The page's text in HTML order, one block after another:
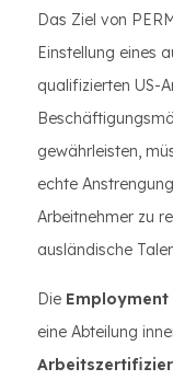
Das Ziel von
Einstellung eines
qualifizierten US-
gewährleisten,
echte
Arbeitnehmer zu
ausländische
Die
eine Abteilung